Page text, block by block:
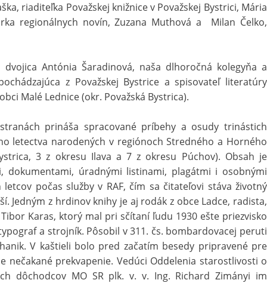
riaditeľka Považskej knižnice v Považskej Bystrici, Mária
regionálnych novín, Zuzana Muthová a Milan Čelko,
Antónia Šaradinová, naša dlhoročná kolegyňa a
z Považskej Bystrice a spisovateľ literatúry
Malé Lednice (okr. Považská Bystrica).
prináša spracované príbehy a osudy trinástich
letectva narodených v regiónoch Stredného a Horného
3 z okresu Ilava a 7 z okresu Púchov). Obsah je
dokumentami, úradnými listinami, plagátmi i osobnými
počas služby v RAF, čím sa čitateľovi stáva životný
Jedným z hrdinov knihy je aj rodák z obce Ladce, radista,
Karas, ktorý mal pri sčítaní ľudu 1930 ešte priezvisko
a strojník. Pôsobil v 311. čs. bombardovacej peruti
V kaštieli bolo pred začatím besedy pripravené pre
nečakané prekvapenie. Vedúci Oddelenia starostlivosti o
dôchodcov MO SR plk. v. v. Ing. Richard Zimányi im